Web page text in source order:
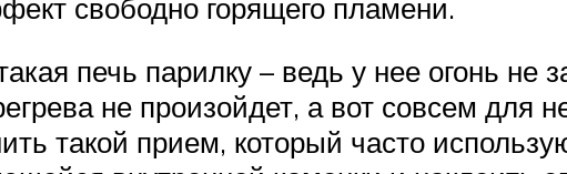
свободно горящего пламени.
печь парилку – ведь у нее огонь не
не произойдет, а вот совсем для
такой прием, который часто